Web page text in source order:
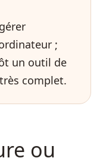
;
un outil de
complet.
ou